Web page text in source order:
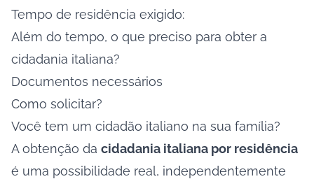
Tempo de residência exigido:
Além do tempo, o que preciso para obter a
cidadania italiana?
Documentos necessários
Como solicitar?
Você tem um cidadão italiano na sua família?
A obtenção da cidadania italiana por residência
é uma possibilidade real, independentemente